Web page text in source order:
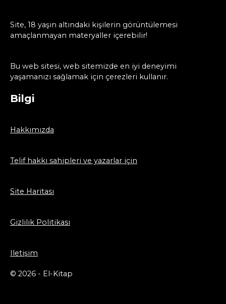
Site, 18 yaşın altındaki kişilerin görüntülemesi
amaçlanmayan materyaller içerebilir!
Bu web sitesi, web sitemizde en iyi deneyimi
yaşamanızı sağlamak için çerezleri kullanır.
Bilgi
Hakkımızda
Telif hakkı sahipleri ve yazarlar için
Site Haritası
Gizlilik Politikası
Iletişim
© 2026 - El-Kitap